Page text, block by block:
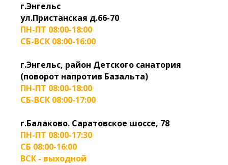
г.Энгельс
ул.Пристанская д.66-70
ПН-ПТ 08:00-18:00
СБ-ВСК 08:00-16:00
г.Энгельс, район Детского санатория
(поворот напротив Базальта)
ПН-ПТ 08:00-18:00
СБ-ВСК 08:00-17:00
г.Балаково. Саратовское шоссе, 78
ПН-ПТ 08:00-17:30
СБ 08:00-16:00
ВСК - выходной